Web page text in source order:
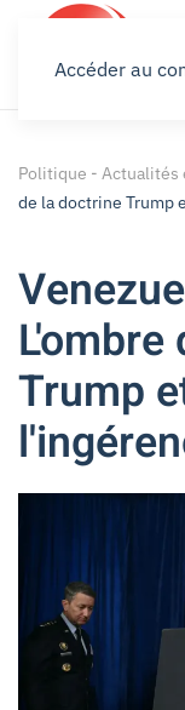
Accéder au
Politique - Actualités
de la doctrine Trump
Trump